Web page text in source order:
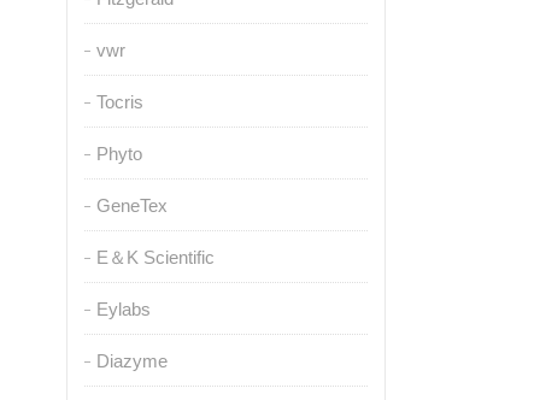
vwr
Tocris
Phyto
GeneTex
E＆K Scientific
Eylabs
Diazyme